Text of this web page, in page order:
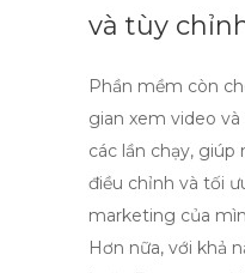
và tùy
Phần mềm còn
gian xem video
các lần chạy,
điều chỉnh và tối
marketing của
Hơn nữa, với khả